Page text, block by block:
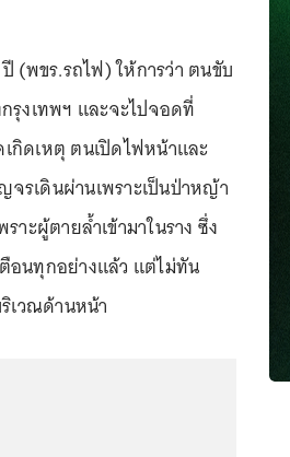
(พขร.รถไฟ) ให้การว่า ตนขับ
รุงเทพฯ และจะไปจอดที่
กิดเหตุ ตนเปิดไฟหน้าและ
รเดินผ่านเพราะเป็นป่าหญ้า
าะผู้ตายล้ำเข้ามาในราง ซึ่ง
อนทุกอย่างแล้ว แต่ไม่ทัน
เวณด้านหน้า